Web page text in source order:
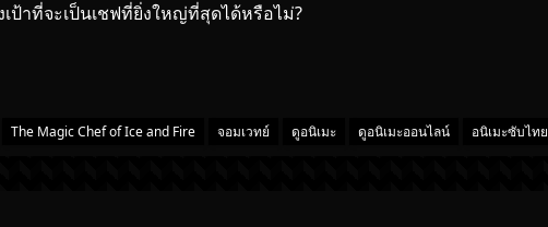
าที่จะเป็นเชฟที่ยิ่งใหญ่ที่สุดได้หรือไม่?
The Magic Chef of Ice and Fire จอมเวทย์ ดูอนิเมะ ดูอนิเมะออนไลน์ อนิเมะซับไทย